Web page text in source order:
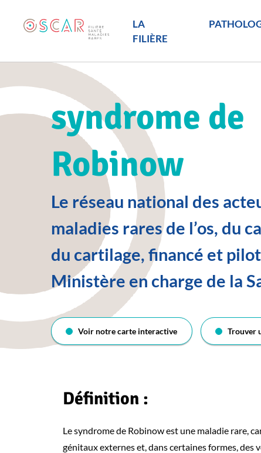
LA
FILIÈRE
syndrome de
Robinow
Le réseau national des
maladies rares de l’os, du
du cartilage, financé et
Ministère en charge de la
Voir notre carte interactive Trouver
Définition :
Le syndrome de Robinow est une maladie rare,
génitaux externes et, dans certaines formes, des